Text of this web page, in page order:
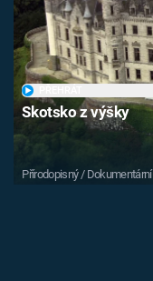
Skotsko z výšky
Přírodopisný / Dokumentární